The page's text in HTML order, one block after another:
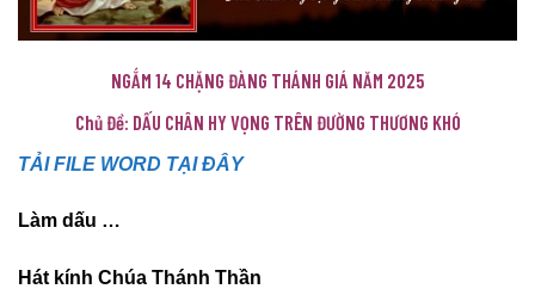
NGẮM 14 CHẶNG ĐÀNG THÁNH GIÁ NĂM 2025
Chủ Đề: DẤU CHÂN HY VỌNG TRÊN ĐƯỜNG THƯƠNG KHÓ
TẢI FILE WORD TẠI ĐÂY
Làm dấu …
Hát kính Chúa Thánh Thần